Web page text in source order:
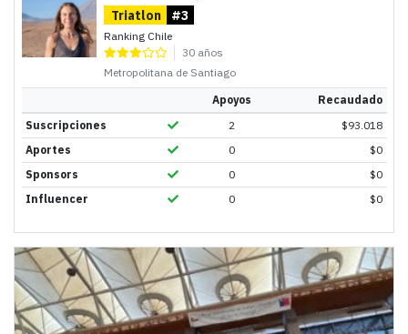
Triatlon #3
Ranking Chile
30 años
Metropolitana de Santiago
Apoyos
Recaudado
Suscripciones
2 $93.018
Aportes
0 $0
Sponsors
0 $0
Influencer
0 $0